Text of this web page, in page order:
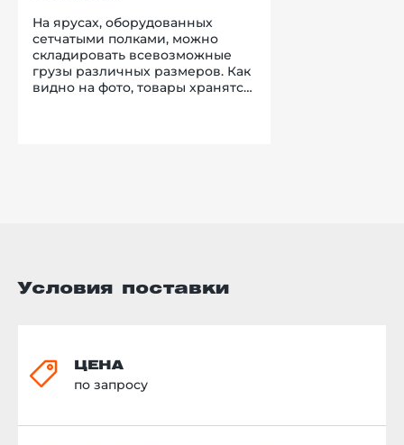
На ярусах, оборудованных
сетчатыми полками, можно
складировать всевозможные
грузы различных размеров. Как
видно на фото, товары хранятся
конструкции со стальными
ребрами жесткости
и 1000 кг. Металлические
сетчатые полки изготовлены из
оцинкованной стали, не
отлично пропускают свет между
Условия поставки
ЦЕНА
по запросу